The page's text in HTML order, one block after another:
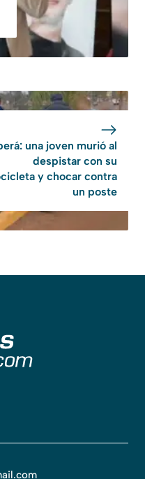
una joven murió al
despistar con su
y chocar contra
un poste